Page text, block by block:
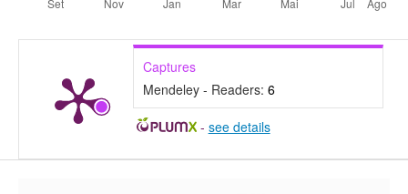
Captures
Mendeley - Readers: 6
- see details